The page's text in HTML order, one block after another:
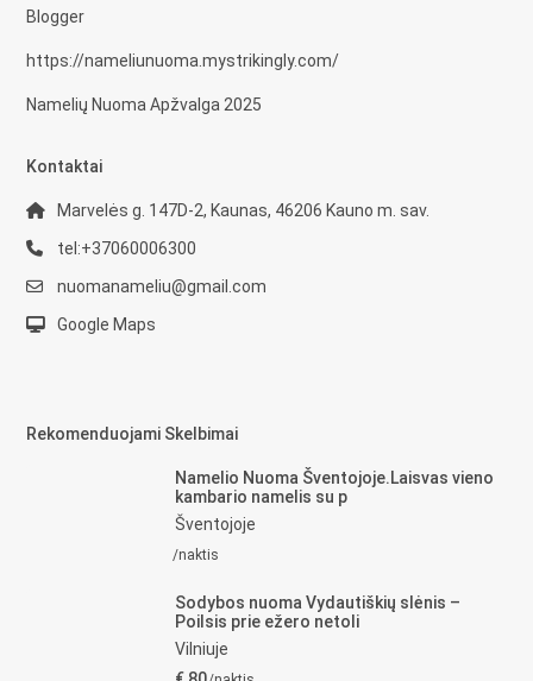
Blogger
https://nameliunuoma.mystrikingly.com/
Namelių Nuoma Apžvalga 2025
Kontaktai
Marvelės g. 147D-2, Kaunas, 46206 Kauno m. sav.
tel:+37060006300
nuomanameliu@gmail.com
Google Maps
Rekomenduojami Skelbimai
Namelio Nuoma Šventojoje.Laisvas vieno
kambario namelis su p
Šventojoje
/naktis
Sodybos nuoma Vydautiškių slėnis –
Poilsis prie ežero netoli
Vilniuje